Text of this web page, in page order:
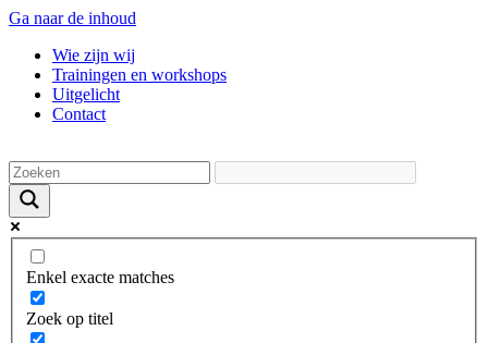
Ga naar de inhoud
Wie zijn wij
Trainingen en workshops
Uitgelicht
Contact
Enkel exacte matches
Zoek op titel